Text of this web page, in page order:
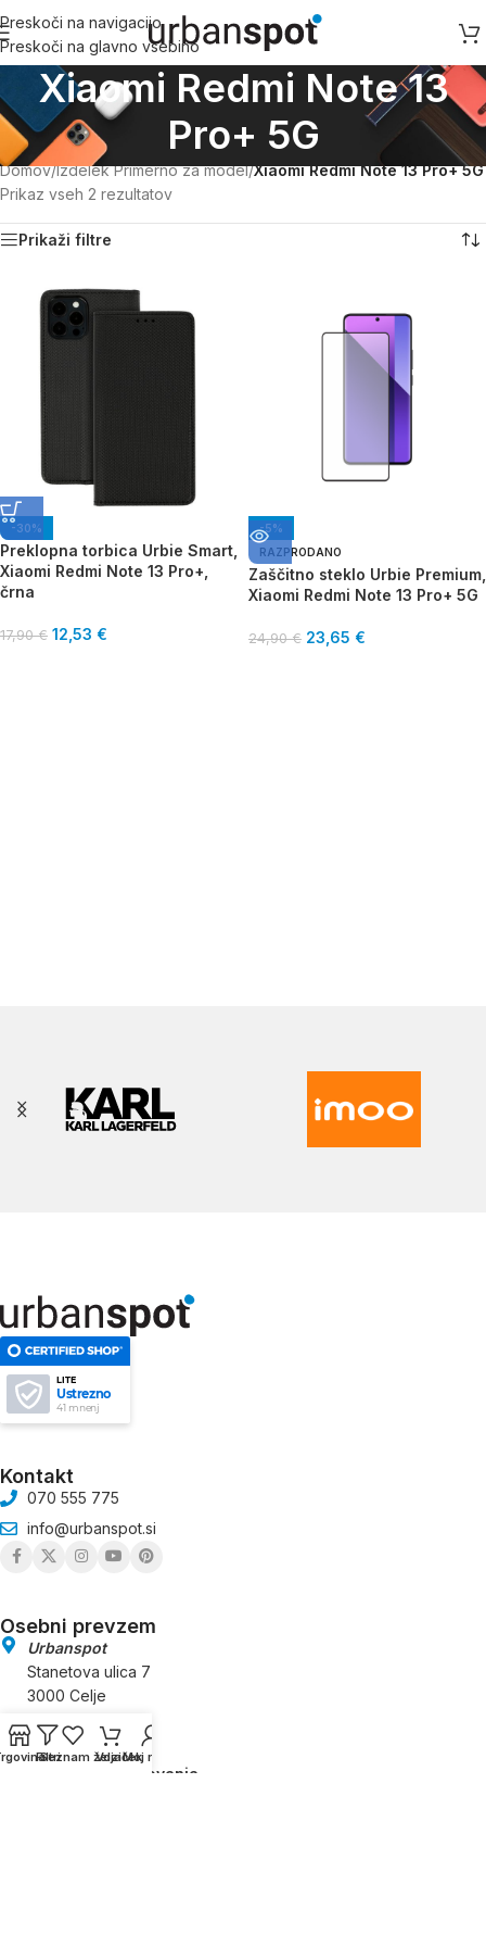
Preskoči na navigacijo
Preskoči na glavno vsebino
Xiaomi Redmi Note 13
Pro+ 5G
Domov/Izdelek Primerno za model/Xiaomi Redmi Note 13 Pro+ 5G
Prikaz vseh 2 rezultatov
Prikaži filtre
-30%
Preklopna torbica Urbie Smart,
Xiaomi Redmi Note 13 Pro+,
črna
17,90€ 12,53 €
-5%
RAZPRODANO
Zaščitno steklo Urbie Premium,
Xiaomi Redmi Note 13 Pro+ 5G
24,90€ 23,65 €
LITE
Ustrezno
41 mnenj
Kontakt
070 555 775
info@urbanspot.si
Osebni prevzem
Urbanspot
Stanetova ulica 7
3000 Celje
Splošni pogoji poslovanja
Filtri
Seznam želja
VozičekMoj račun